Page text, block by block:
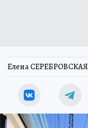
Елена СЕРЕБРОВСКАЯ